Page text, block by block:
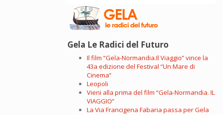
Gela Le Radici del Futuro
Il film “Gela-Normandia.Il Viaggio” vince la
43a edizione del Festival “Un Mare di
Cinema”
Leopoli
Vieni alla prima del film “Gela-Normandia. IL
VIAGGIO”
La Via Francigena Fabaria passa per Gela